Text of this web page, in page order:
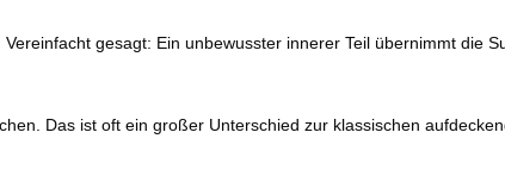
gesagt: Ein unbewusster innerer Teil übernimmt die
Das ist oft ein großer Unterschied zur klassischen